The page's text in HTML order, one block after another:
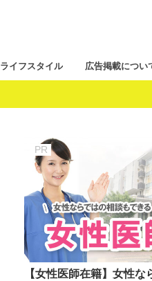
ライフスタイル 広告掲載につい
【女性医師在籍】女性な